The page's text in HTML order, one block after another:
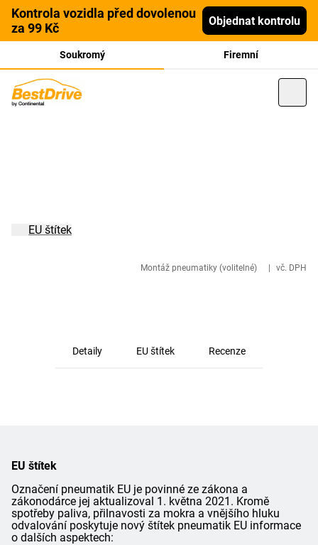
Kontrola vozidla před dovolenou
za 99 Kč
Objednat kontrolu
Soukromý Firemní
Montáž pneumatiky (volitelné) vč. DPH
EU štítek
Detaily EU štítek Recenze
EU štítek
Označení pneumatik EU je povinné ze zákona a
zákonodárce jej aktualizoval 1. května 2021. Kromě
spotřeby paliva, přilnavosti za mokra a vnějšího hluku
odvalování poskytuje nový štítek pneumatik EU informace
o dalších aspektech: